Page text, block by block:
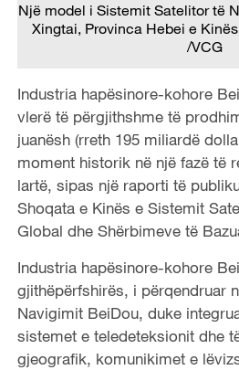
Një model i Sistemit Satelitor të
Xingtai, Provinca Hebei e
/VCG
Industria hapësinore-kohore
vlerë të përgjithshme të
juanësh (rreth 195 miliardë
moment historik në një fazë të
lartë, sipas një raporti të
Shoqata e Kinës e Sistemit
Global dhe Shërbimeve të
Industria hapësinore-kohore
gjithëpërfshirës, i përqendruar
Navigimit BeiDou, duke
sistemet e teledeteksionit dhe
gjeografik, komunikimet e